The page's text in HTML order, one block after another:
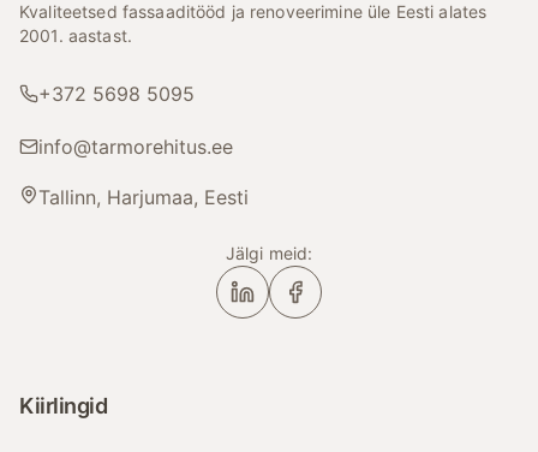
Kvaliteetsed fassaaditööd ja renoveerimine üle Eesti alates
2001. aastast.
+372 5698 5095
info@tarmorehitus.ee
Tallinn, Harjumaa, Eesti
Jälgi meid:
Kiirlingid